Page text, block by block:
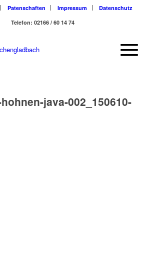
Patenschaften Impressum
Datenschutz
Telefon: 02166 / 60 14 74
java-002_150610-